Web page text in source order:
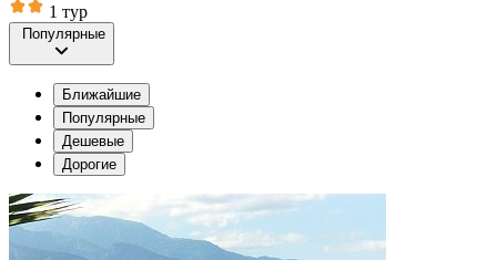
1 тур
Популярные
Ближайшие
Популярные
Дешевые
Дорогие